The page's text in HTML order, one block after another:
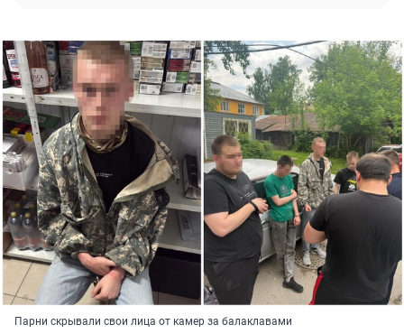
Парни скрывали свои лица от камер за балаклавами